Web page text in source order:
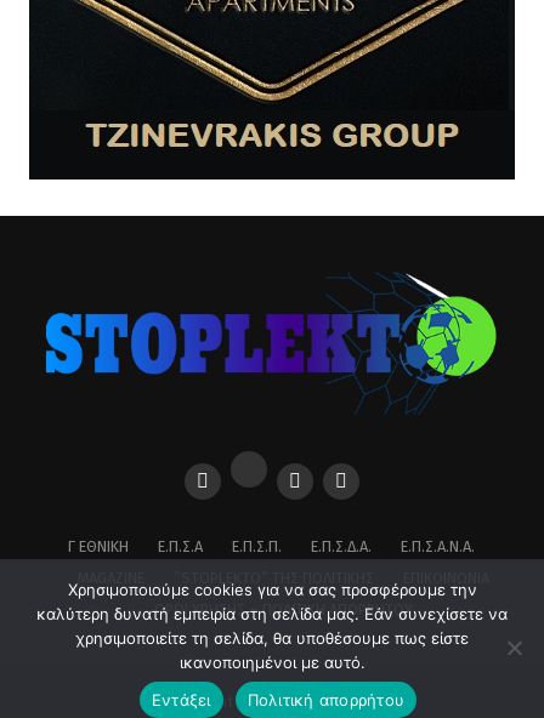
Γ ΕΘΝΙΚΉ Ε.Π.Σ.Α Ε.Π.Σ.Π. Ε.Π.Σ.Δ.Α.
Ε.Π.Σ.Α.Ν.Α.
ΌΡΟΙ ΧΡΉΣΗΣ – ΠΟΛΙΤΙΚΉ ΑΠΟΡΡΉΤΟΥ
Copyright © 2026 stoplekto.gr
Χρησιμοποιούμε cookies για να σας προσφέρουμε την
καλύτερη δυνατή εμπειρία στη σελίδα μας. Εάν συνεχίσετε να
χρησιμοποιείτε τη σελίδα, θα υποθέσουμε πως είστε
ικανοποιημένοι με αυτό.
Εντάξει
Πολιτική απορρήτου